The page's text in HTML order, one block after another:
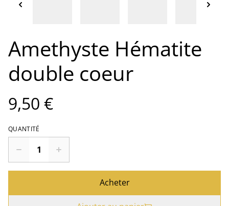
Amethyste Hématite
double coeur
9,50 €
QUANTITÉ
Acheter